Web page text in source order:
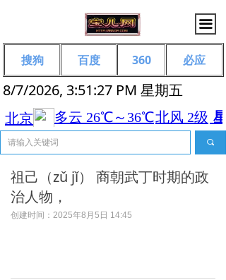
끀
8/7/2026, 3:51:27 PM 星期五
끠
搜狗 百度 360 必应
祖己（zǔ jǐ‌） 商朝武丁时期的政
治人物，
创建时间： 2025年8月5日 14:45